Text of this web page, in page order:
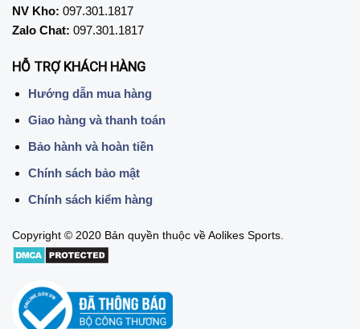
NV Kho: 097.301.1817
Zalo Chat: 097.301.1817
HỖ TRỢ KHÁCH HÀNG
Hướng dẫn mua hàng
Giao hàng và thanh toán
Bảo hành và hoàn tiền
Chính sách bảo mật
Chính sách kiểm hàng
Copyright © 2020 Bản quyền thuộc về Aolikes Sports.